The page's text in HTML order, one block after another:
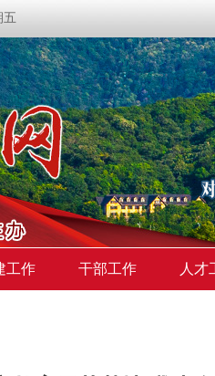
五
工作 干部工作 人才